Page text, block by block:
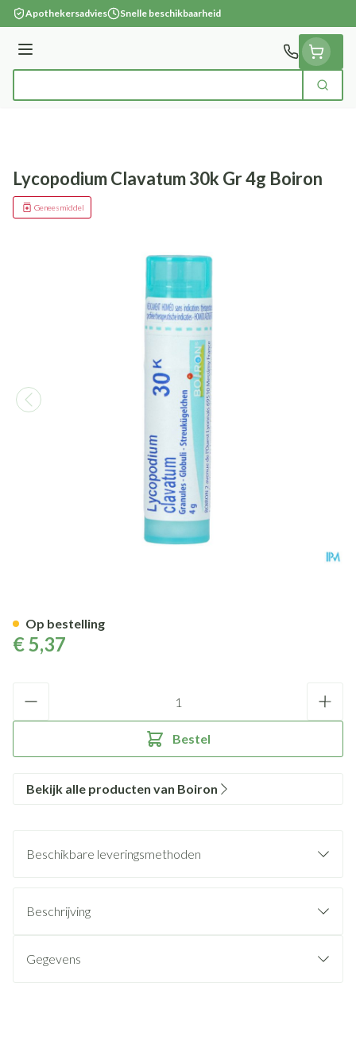
Ga naar de inhoud
Apothekersadvies Snelle beschikbaarheid
Menu
Zoek
Lycopodium Clavatum 30k Gr 4g Boiron
Geneesmiddel
€ 5,37
Bestel
Op bestelling
Bekijk alle producten van Boiron
Beschikbare leveringsmethoden
Beschrijving
Gegevens